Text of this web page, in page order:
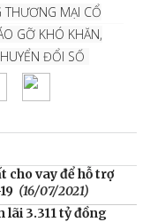
THƯƠNG MẠI CỔ
GỠ KHÓ KHĂN,
ĐỔI SỐ
cho vay để hỗ trợ
(16/07/2021)
lãi 3.311 tỷ đồng